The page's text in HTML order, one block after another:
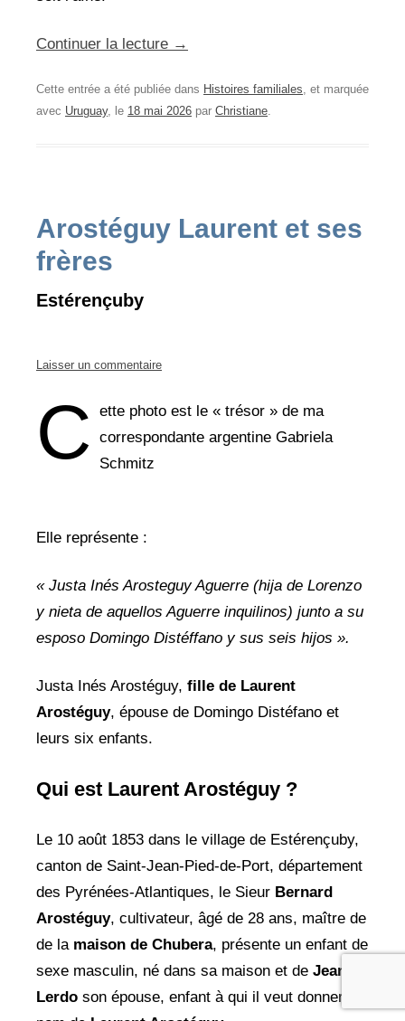
Continuer la lecture →
Cette entrée a été publiée dans Histoires familiales, et marquée
avec Uruguay, le 18 mai 2026 par Christiane.
Arostéguy Laurent et ses
frères
Estérençuby
Laisser un commentaire
C
ette photo est le « trésor » de ma
correspondante argentine Gabriela
Schmitz
Elle représente :
« Justa Inés Arosteguy Aguerre (hija de Lorenzo
y nieta de aquellos Aguerre inquilinos) junto a su
esposo Domingo Distéffano y sus seis hijos ».
Justa Inés Arostéguy, fille de Laurent
Arostéguy, épouse de Domingo Distéfano et
leurs six enfants.
Qui est Laurent Arostéguy ?
Le 10 août 1853 dans le village de Estérençuby,
canton de Saint-Jean-Pied-de-Port, département
des Pyrénées-Atlantiques, le Sieur Bernard
Arostéguy, cultivateur, âgé de 28 ans, maître de
de lamaison de Chubera, présente un enfant de
sexe masculin, né dans sa maison et de Jeanne
Lerdo son épouse, enfant à qui il veut donner le